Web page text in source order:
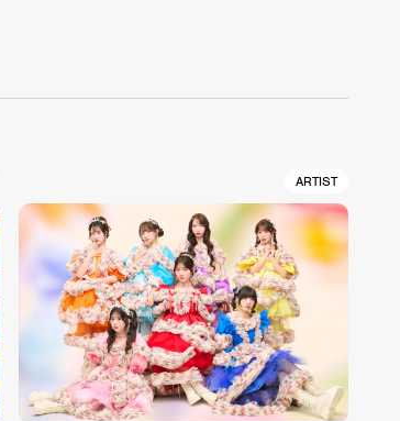
ARTIST